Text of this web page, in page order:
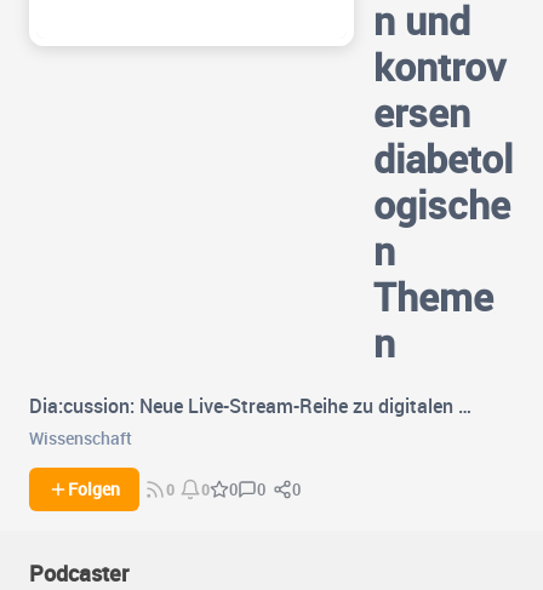
n und
kontrov
ersen
diabetol
ogische
n
Theme
n
Dia:cussion: Neue Live-Stream-Reihe zu digitalen …
Wissenschaft
Folgen 0 0 0 0 0
Podcaster